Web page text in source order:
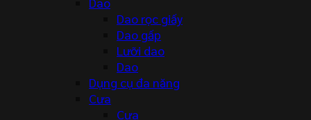
Dao rọc giấy
Dao gấp
Lưỡi dao
Dao
Dụng cụ đa năng
Cưa
Cưa